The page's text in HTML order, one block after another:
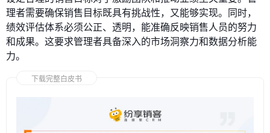
理者需要确保销售目标既具有挑战性，又能够实现。同时，
绩效评估体系必须公正、透明，能准确反映销售人员的努力
和成果。这要求管理者具备深入的市场洞察力和数据分析能
力。
下载完整白皮书